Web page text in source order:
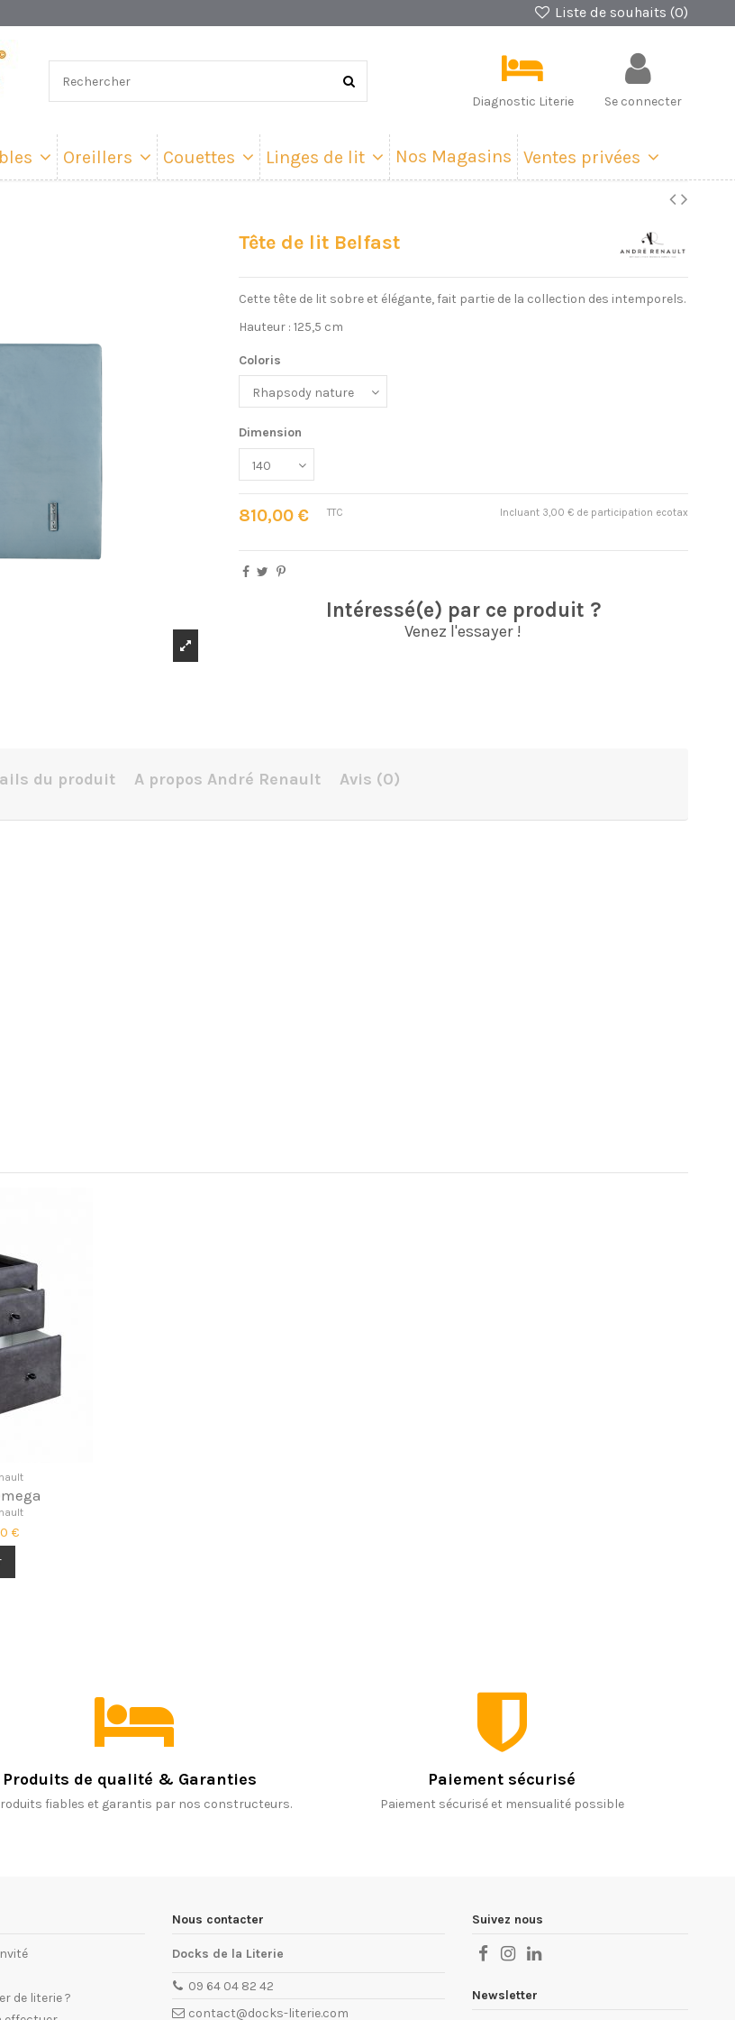
Liste de souhaits (0)
Diagnostic Literie Se connecter
Oreillers Couettes Linges de lit Nos Magasins Ventes privées
Tête de lit Belfast
Cette tête de lit sobre et élégante, fait partie de la collection des intemporels.
Hauteur : 125,5 cm
Coloris
Dimension
810,00 € Incluant 3,00 € de participation ecotax
TTC
Intéressé(e) par ce produit ?
Venez l'essayer !
du produit A propos André Renault Avis (0)
€
Produits de qualité & Garanties
fiables et garantis par nos constructeurs.
Paiement sécurisé
Paiement sécurisé et mensualité possible
de literie ?
Nous contacter
Docks de la Literie
09 64 04 82 42
contact@docks-literie.com
Suivez nous
Newsletter